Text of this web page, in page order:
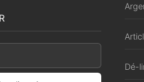
Dé-